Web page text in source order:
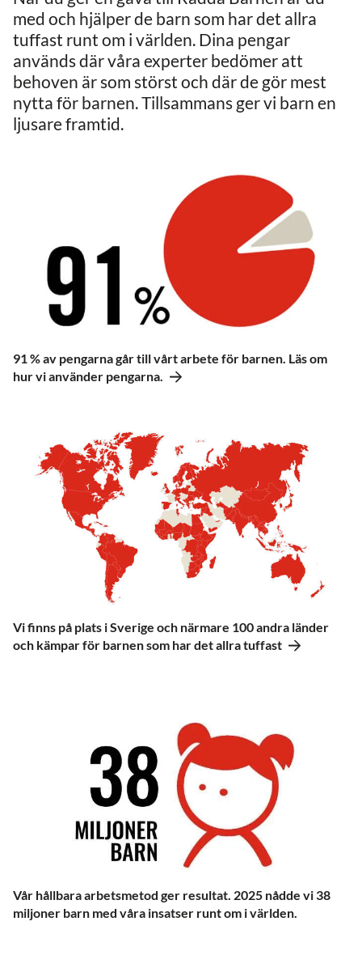
med och hjälper de barn som har det allra
tuffast runt om i världen. Dina pengar
används där våra experter bedömer att
behoven är som störst och där de gör mest
nytta för barnen. Tillsammans ger vi barn en
ljusare framtid.
91 % av pengarna går till vårt arbete för barnen. Läs om
hur vi använder pengarna.
Vi finns på plats i Sverige och närmare 100 andra länder
och kämpar för barnen som har det allra tuffast
Vår hållbara arbetsmetod ger resultat. 2025 nådde vi 38
miljoner barn med våra insatser runt om i världen.